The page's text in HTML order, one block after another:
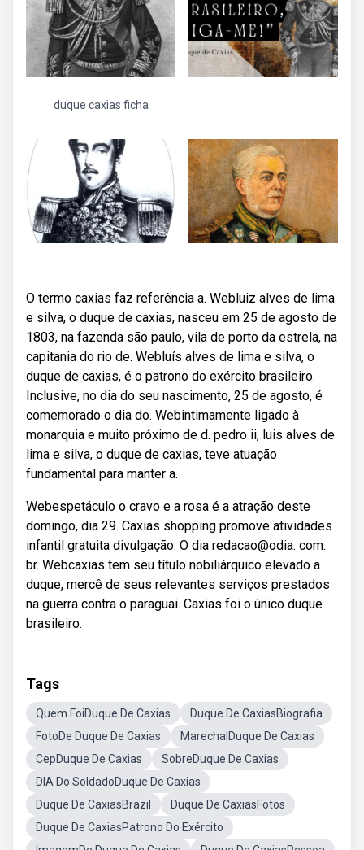
duque caxias ficha
O termo caxias faz referência a. Webluiz alves de lima
e silva, o duque de caxias, nasceu em 25 de agosto de
1803, na fazenda são paulo, vila de porto da estrela, na
capitania do rio de. Webluís alves de lima e silva, o
duque de caxias, é o patrono do exército brasileiro.
Inclusive, no dia do seu nascimento, 25 de agosto, é
comemorado o dia do. Webintimamente ligado à
monarquia e muito próximo de d. pedro ii, luis alves de
lima e silva, o duque de caxias, teve atuação
fundamental para manter a.
Webespetáculo o cravo e a rosa é a atração deste
domingo, dia 29. Caxias shopping promove atividades
infantil gratuita divulgação. O dia redacao@odia. com.
br. Webcaxias tem seu título nobiliárquico elevado a
duque, mercê de seus relevantes serviços prestados
na guerra contra o paraguai. Caxias foi o único duque
brasileiro.
Tags
Quem FoiDuque De Caxias
Duque De CaxiasBiografia
FotoDe Duque De Caxias
MarechalDuque De Caxias
CepDuque De Caxias
SobreDuque De Caxias
DIA Do SoldadoDuque De Caxias
Duque De CaxiasBrazil
Duque De CaxiasFotos
Duque De CaxiasPatrono Do Exército